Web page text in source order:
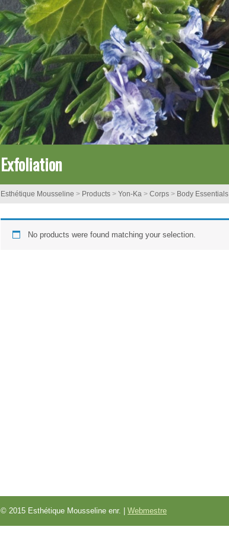
Exfoliation
Esthétique Mousseline > Products > Yon-Ka > Corps > Body Essentials
No products were found matching your selection.
© 2015 Esthétique Mousseline enr. | Webmestre